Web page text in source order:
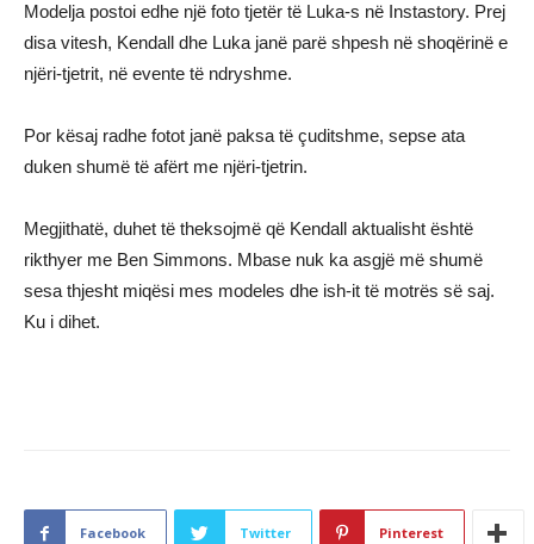
Modelja postoi edhe një foto tjetër të Luka-s në Instastory. Prej
disa vitesh, Kendall dhe Luka janë parë shpesh në shoqërinë e
njëri-tjetrit, në evente të ndryshme.
Por kësaj radhe fotot janë paksa të çuditshme, sepse ata
duken shumë të afërt me njëri-tjetrin.
Megjithatë, duhet të theksojmë që Kendall aktualisht është
rikthyer me Ben Simmons. Mbase nuk ka asgjë më shumë
sesa thjesht miqësi mes modeles dhe ish-it të motrës së saj.
Ku i dihet.
Facebook Twitter Pinterest